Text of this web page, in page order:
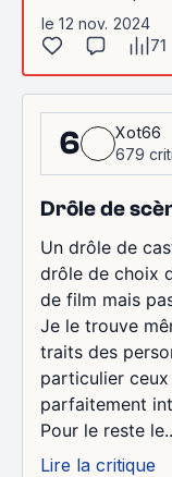
le 12 nov. 2024
71
6
Xot66
679
Drôle de
Un drôle de
drôle de choix
de film mais
Je le trouve
traits des
particulier
parfaitement
Pour le reste
Lire la critique